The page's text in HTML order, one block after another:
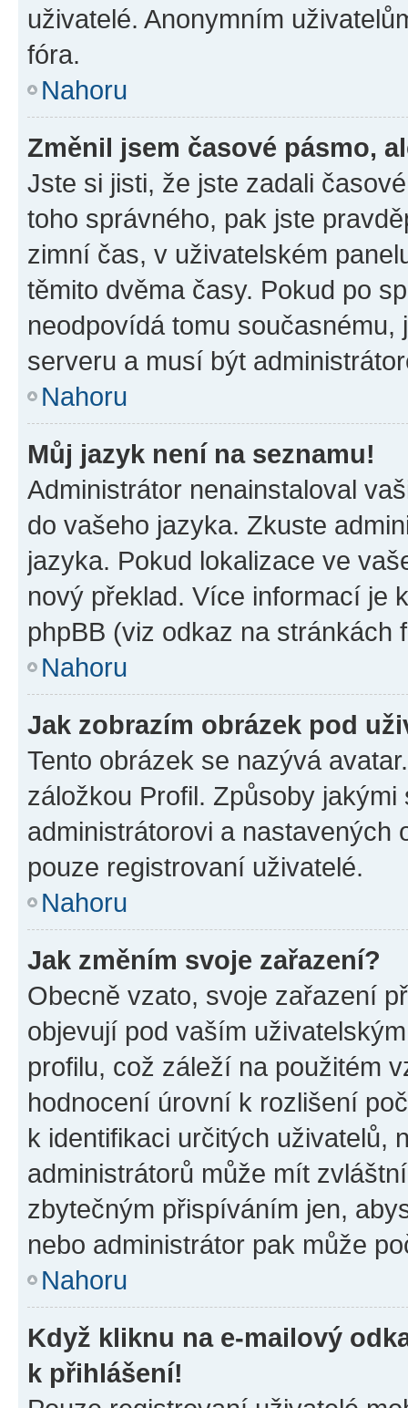
uživatelé. Anonymním
fóra.
Nahoru
Změnil jsem časové pásmo,
Jste si jisti, že jste zadali
toho správného, pak jste
zimní čas, v uživatelském
těmito dvěma časy. Pokud po
neodpovídá tomu
serveru a musí být
Nahoru
Můj jazyk není na seznamu!
Administrátor nenainstaloval
do vašeho jazyka. Zkuste
jazyka. Pokud lokalizace ve
nový překlad. Více informací je
phpBB (viz odkaz na stránkách
Nahoru
Jak zobrazím obrázek pod
Tento obrázek se nazývá
záložkou Profil. Způsoby
administrátorovi a nastavených
pouze registrovaní uživatelé.
Nahoru
Jak změním svoje zařazení?
Obecně vzato, svoje zařazení
objevují pod vaším
profilu, což záleží na použitém
hodnocení úrovní k rozlišení
k identifikaci určitých uživatelů,
administrátorů může mít
zbytečným přispíváním jen,
nebo administrátor pak může
Nahoru
Když kliknu na e-mailový
k přihlášení!